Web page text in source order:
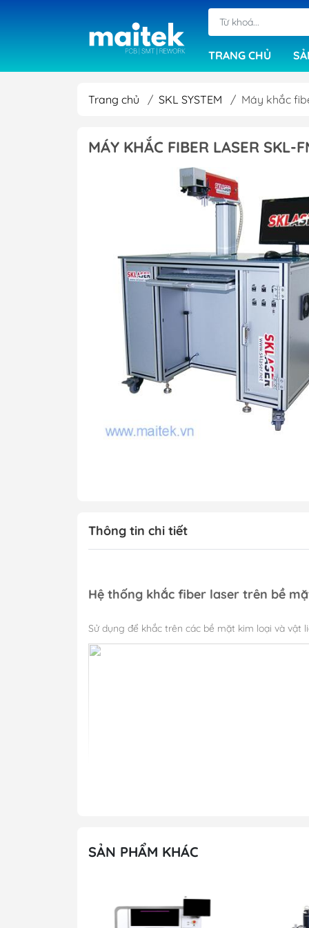
TRANG CHỦ
Máy khoan cơ
Máy ép đa lớp
Máy sấy khô PCB
Phần mềm
Máy in phim
Máy làm mạch in
Máy chải rửa bo
Máy ép phim
Máy hiện hình, ăn
Bể mạ điện phân
Máy chụp UV
Máy SMT bán tự
Máy kiểm tra
Hệ thống mẫu
Trang chủ / SKL SYSTEM / Máy khắc
MÁY KHẮC FIBER LASER SKL-
Thông tin chi tiết
Hệ thống khắc fiber laser trên bề
Sử dụng để khắc trên các bề mặt kim loại và vật
SẢN PHẨM KHÁC